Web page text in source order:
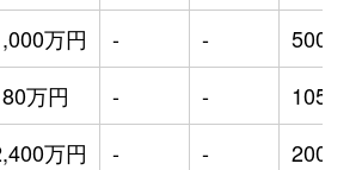
万円 - -
500m²
万円 - -
105m²
万円 - -